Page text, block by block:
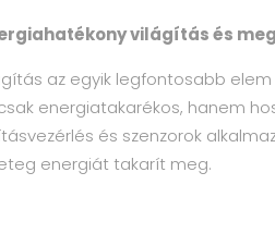
világítás és
az egyik legfontosabb
energiatakarékos, hanem
és szenzorok
energiát takarít meg.